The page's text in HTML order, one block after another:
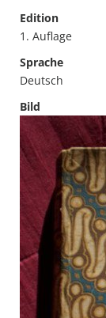
Edition
1. Auflage
Sprache
Deutsch
Bild